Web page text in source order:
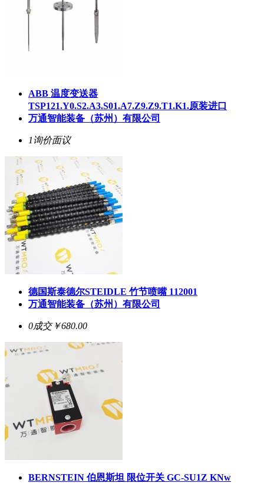
ABB 温度变送器
TSP121.Y0.S2.A3.S01.A7.Z9.Z9.T1.K1.原装进口
万通智能装备（苏州）有限公司
1询价面议
德国斯泰德尔STEIDLE 竹节喷嘴 112001
万通智能装备（苏州）有限公司
0成交￥680.00
BERNSTEIN 伯恩斯坦 限位开关 GC-SU1Z KNw